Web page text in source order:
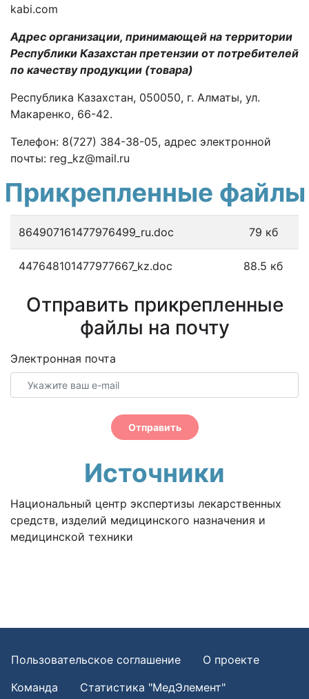
kabi.com
Адрес организации, принимающей на территории
Республики Казахстан претензии от потребителей
по качеству продукции (товара)
Республика Казахстан, 050050, г. Алматы, ул.
Макаренко, 66-42.
Телефон: 8(727) 384-38-05, адрес электронной
почты: reg_kz@mail.ru
Прикрепленные файлы
864907161477976499_ru.doc 79 кб
447648101477977667_kz.doc 88.5 кб
Отправить прикрепленные
файлы на почту
Электронная почта
Отправить
Источники
Национальный центр экспертизы лекарственных
средств, изделий медицинского назначения и
медицинской техники
Пользовательское соглашение
О проекте
Команда
Статистика "МедЭлемент"